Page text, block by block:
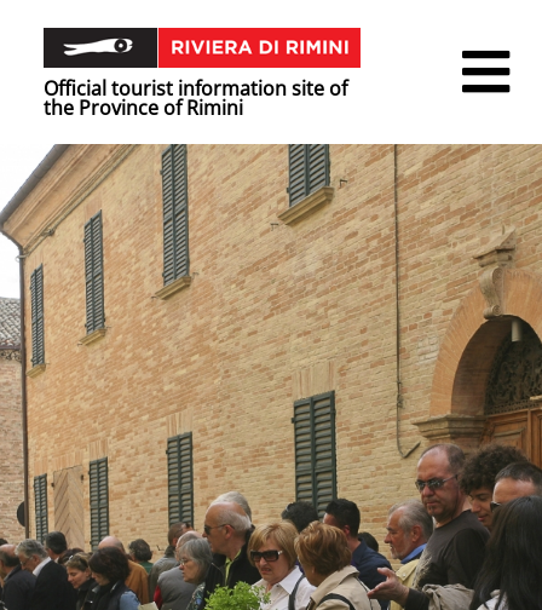
Official tourist information site of
the Province of Rimini